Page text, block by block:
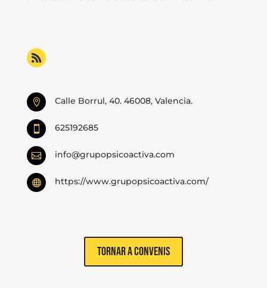
 Calle Borrul, 40. 46008, Valencia.
 625192685
 info@grupopsicoactiva.com
 https://www.grupopsicoactiva.com/
Tornar a convenis